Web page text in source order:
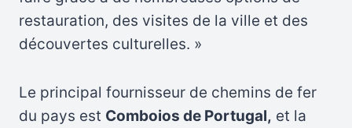
restauration, des visites de la ville et des
découvertes culturelles. »
Le principal fournisseur de chemins de fer
du pays est Comboios de Portugal, et la